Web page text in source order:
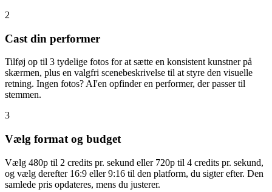
2
Cast din performer
Tilføj op til 3 tydelige fotos for at sætte en konsistent kunstner på
skærmen, plus en valgfri scenebeskrivelse til at styre den visuelle
retning. Ingen fotos? AI'en opfinder en performer, der passer til
stemmen.
3
Vælg format og budget
Vælg 480p til 2 credits pr. sekund eller 720p til 4 credits pr. sekund,
og vælg derefter 16:9 eller 9:16 til den platform, du sigter efter. Den
samlede pris opdateres, mens du justerer.